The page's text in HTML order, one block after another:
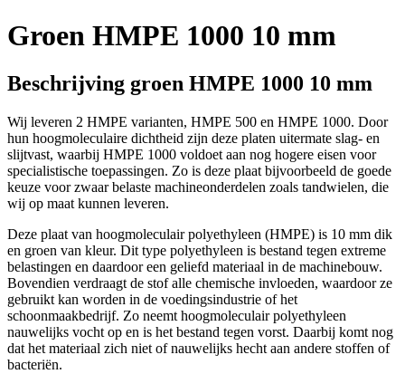
Groen HMPE 1000 10 mm
Beschrijving groen HMPE 1000 10 mm
Wij leveren 2 HMPE varianten, HMPE 500 en HMPE 1000. Door
hun hoogmoleculaire dichtheid zijn deze platen uitermate slag- en
slijtvast, waarbij HMPE 1000 voldoet aan nog hogere eisen voor
specialistische toepassingen. Zo is deze plaat bijvoorbeeld de goede
keuze voor zwaar belaste machineonderdelen zoals tandwielen, die
wij op maat kunnen leveren.
Deze plaat van hoogmoleculair polyethyleen (HMPE) is 10 mm dik
en groen van kleur. Dit type polyethyleen is bestand tegen extreme
belastingen en daardoor een geliefd materiaal in de machinebouw.
Bovendien verdraagt de stof alle chemische invloeden, waardoor ze
gebruikt kan worden in de voedingsindustrie of het
schoonmaakbedrijf. Zo neemt hoogmoleculair polyethyleen
nauwelijks vocht op en is het bestand tegen vorst. Daarbij komt nog
dat het materiaal zich niet of nauwelijks hecht aan andere stoffen of
bacteriën.